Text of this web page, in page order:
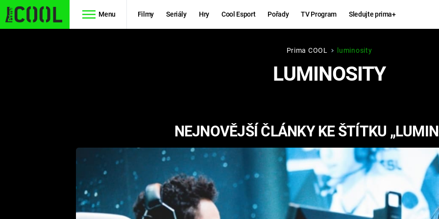
Menu Filmy Seriály Hry Cool Esport Pořady TV Program Sledujte prima+
FUTURAMA
RYCHLE A
ZBĚSILE 10
PREDÁTOR
Hry
KINGDOM
COME:
DELIVERANCE
ESPORT
CHUCK
NORRIS
Prima COOL luminosity
LUMINOSITY
NEJNOVĚJŠÍ ČLÁNKY KE ŠTÍTKU